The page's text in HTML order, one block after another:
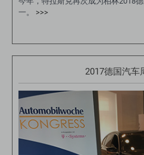
一。 >>>
2017德国汽车